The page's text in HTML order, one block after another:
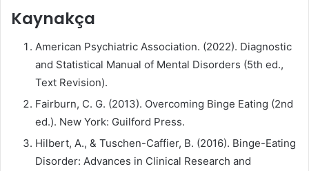
Kaynakça
American Psychiatric Association. (2022). Diagnostic
and Statistical Manual of Mental Disorders (5th ed.,
Text Revision).
Fairburn, C. G. (2013). Overcoming Binge Eating (2nd
ed.). New York: Guilford Press.
Hilbert, A., & Tuschen-Caffier, B. (2016). Binge-Eating
Disorder: Advances in Clinical Research and